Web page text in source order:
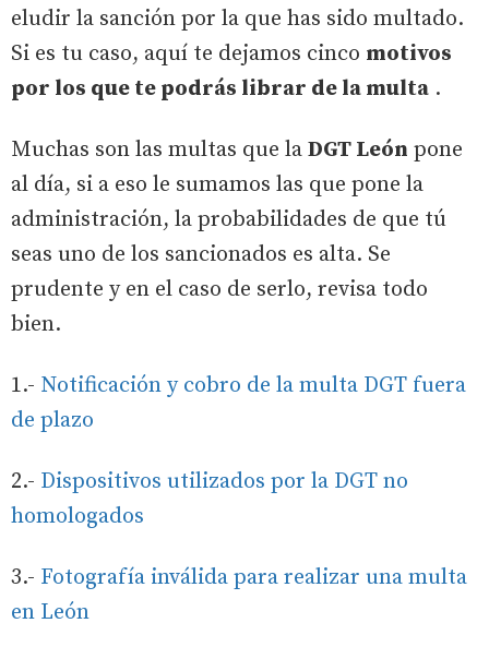
eludir la sanción por la que has sido multado.
Si es tu caso, aquí te dejamos cinco motivos
por los que te podrás librar de la multa .
Muchas son las multas que la DGT León pone
al día, si a eso le sumamos las que pone la
administración, la probabilidades de que tú
seas uno de los sancionados es alta. Se
prudente y en el caso de serlo, revisa todo
bien.
1.- Notificación y cobro de la multa DGT fuera
de plazo
2.- Dispositivos utilizados por la DGT no
homologados
3.- Fotografía inválida para realizar una multa
en León